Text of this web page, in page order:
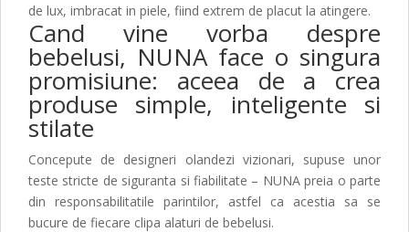
de lux, imbracat in piele, fiind extrem de placut la atingere.
Cand vine vorba despre
bebelusi, NUNA face o singura
promisiune: aceea de a crea
produse simple, inteligente si
stilate
Concepute de designeri olandezi vizionari, supuse unor
teste stricte de siguranta si fiabilitate – NUNA preia o parte
din responsabilitatile parintilor, astfel ca acestia sa se
bucure de fiecare clipa alaturi de bebelusi.